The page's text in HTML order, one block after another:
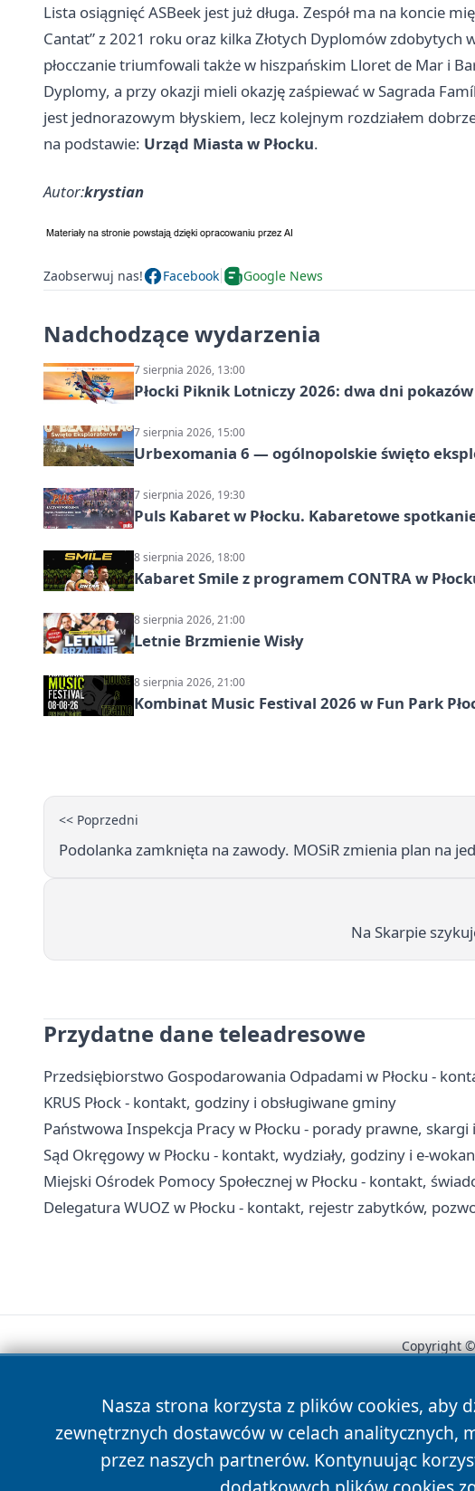
Lista osiągnięć ASBeek jest już długa. Zespół ma na koncie
Cantat” z 2021 roku oraz kilka Złotych Dyplomów zdobytych
płocczanie triumfowali także w hiszpańskim Lloret de Mar i
Dyplomy, a przy okazji mieli okazję zaśpiewać w Sagrada
jest jednorazowym błyskiem, lecz kolejnym rozdziałem
na podstawie: Urząd Miasta w Płocku.
Autor:krystian
Zaobserwuj nas! Facebook Google News
Nadchodzące wydarzenia
7 sierpnia 2026, 13:00
Płocki Piknik Lotniczy 2026: dwa dni
7 sierpnia 2026, 15:00
Urbexomania 6 — ogólnopolskie święto
7 sierpnia 2026, 19:30
Puls Kabaret w Płocku. Kabaretowe
8 sierpnia 2026, 18:00
Kabaret Smile z programem CONTRA w
8 sierpnia 2026, 21:00
Letnie Brzmienie Wisły
8 sierpnia 2026, 21:00
Kombinat Music Festival 2026 w Fun Park
<< Poprzedni
Podolanka zamknięta na zawody. MOSiR zmienia plan na
Na Skarpie
Przydatne dane teleadresowe
Przedsiębiorstwo Gospodarowania Odpadami w Płocku -
KRUS Płock - kontakt, godziny i obsługiwane gminy
Państwowa Inspekcja Pracy w Płocku - porady prawne,
Sąd Okręgowy w Płocku - kontakt, wydziały, godziny i e-
Miejski Ośrodek Pomocy Społecznej w Płocku - kontakt,
Delegatura WUOZ w Płocku - kontakt, rejestr zabytków,
Nasza strona korzysta z plików cookies, aby
zewnętrznych dostawców w celach analitycznych,
przez naszych partnerów. Kontynuując
Copyright
News